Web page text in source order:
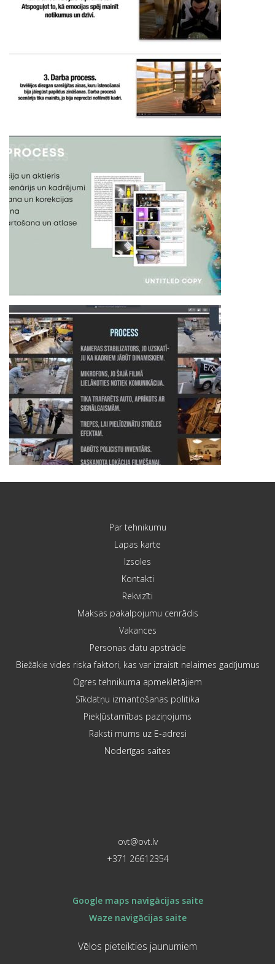
Par tehnikumu
Lapas karte
Izsoles
Kontakti
Rekvizīti
Maksas pakalpojumu cenrādis
Vakances
Personas datu apstrāde
Biežākie vides riska faktori, kas var izraisīt nelaimes gadījumus
Ogres tehnikuma apmeklētājiem
Sīkdatņu izmantošanas politika
Piekļūstamības paziņojums
Raksti mums uz E-adresi
Noderīgas saites
ovt@ovt.lv
+371 26612354
Google maps navigācijas saite
Waze navigācijas saite
Vēlos pieteikties jaunumiem